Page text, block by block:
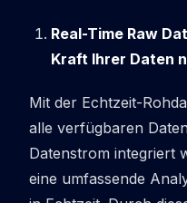
Real-Time Raw
Kraft Ihrer Daten
Mit der Echtzeit-
alle verfügbaren
Datenstrom integriert
eine umfassende